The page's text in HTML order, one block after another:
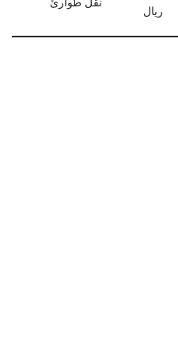
ريال
نقل طوارئ